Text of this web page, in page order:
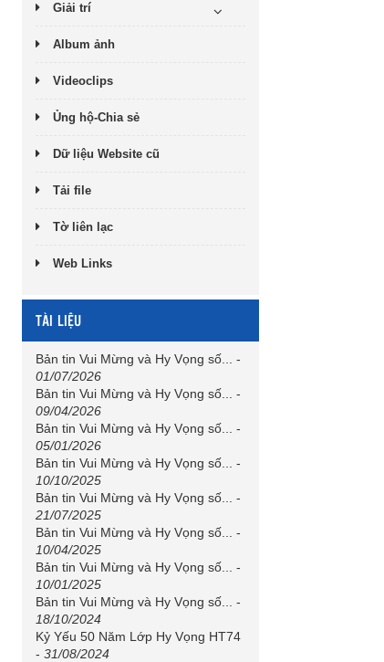
Giải trí
Album ảnh
Videoclips
Ủng hộ-Chia sẻ
Dữ liệu Website cũ
Tải file
Tờ liên lạc
Web Links
TÀI LIỆU
Bản tin Vui Mừng và Hy Vọng số...
-
01/07/2026
Bản tin Vui Mừng và Hy Vọng số...
-
09/04/2026
Bản tin Vui Mừng và Hy Vọng số...
-
05/01/2026
Bản tin Vui Mừng và Hy Vọng số...
-
10/10/2025
Bản tin Vui Mừng và Hy Vọng số...
-
21/07/2025
Bản tin Vui Mừng và Hy Vọng số...
-
10/04/2025
Bản tin Vui Mừng và Hy Vọng số...
-
10/01/2025
Bản tin Vui Mừng và Hy Vọng số...
-
18/10/2024
Kỷ Yếu 50 Năm Lớp Hy Vọng HT74
- 31/08/2024